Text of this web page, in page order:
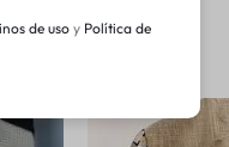
de uso y Política de